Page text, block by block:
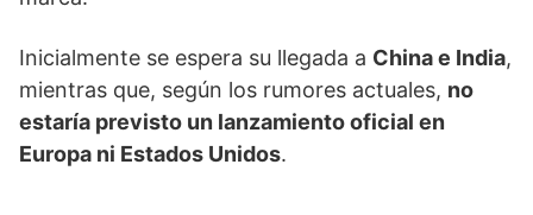
Inicialmente se espera su llegada a China e India,
mientras que, según los rumores actuales, no
estaría previsto un lanzamiento oficial en
Europa ni Estados Unidos.